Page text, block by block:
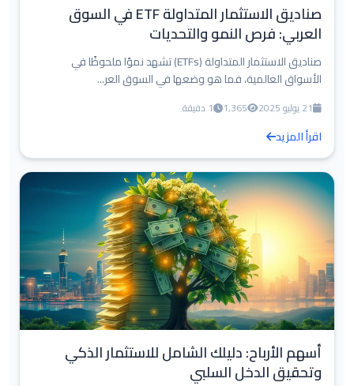
صناديق الاستثمار المتداولة ETF في السوق
العربي: فرص النمو والتحديات
صناديق الاستثمار المتداولة (ETFs) تشهد نموًا ملحوظًا في
الأسواق العالمية، فما هو وضعها في السوق العر...
21 يوليو 2025 1,365 1 دقيقة
اقرأ المزيد
أسهم الأرباح: دليلك الشامل للاستثمار الذكي
وتحقيق الدخل السلبي